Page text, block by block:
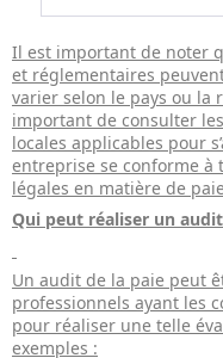
Il est important de noter
et réglementaires
varier selon le pays ou la
important de consulter
locales applicables pour
entreprise se conforme à
légales en matière de
Qui peut réaliser un
Un audit de la paie peut
professionnels ayant les
pour réaliser une telle
exemples :